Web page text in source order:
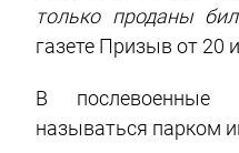
только проданы
газете Призыв от 20
В послевоенные
называться парком